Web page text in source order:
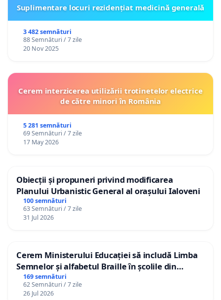
Suplimentare locuri rezidențiat medicină generală
3 482 semnături
88 Semnături / 7 zile
20 Nov 2025
Cerem interzicerea utilizării trotinetelor electrice
de către minori în România
5 281 semnături
69 Semnături / 7 zile
17 May 2026
Obiecții și propuneri privind modificarea
Planului Urbanistic General al orașului Ialoveni
100 semnături
63 Semnături / 7 zile
31 Jul 2026
Cerem Ministerului Educației să includă Limba
Semnelor și alfabetul Braille în școlile din
Republica Moldova!
169 semnături
62 Semnături / 7 zile
26 Jul 2026